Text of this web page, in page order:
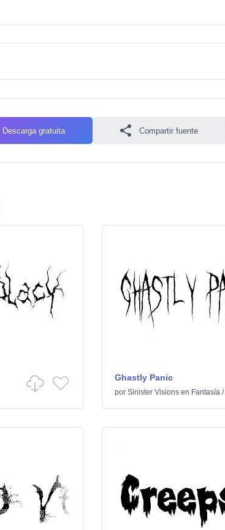
Descarga gratuita Compartir fuente
Ghastly Panic
por Sinister Visionsen Fantasía/